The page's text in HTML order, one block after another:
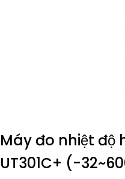
Máy đo nhiệt độ
UT301C+ (-